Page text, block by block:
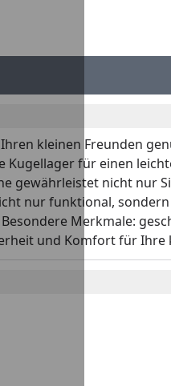
kleinen Freunden
für einen
gewährleistet nicht
nur funktional,
Merkmale:
und Komfort für Ihre